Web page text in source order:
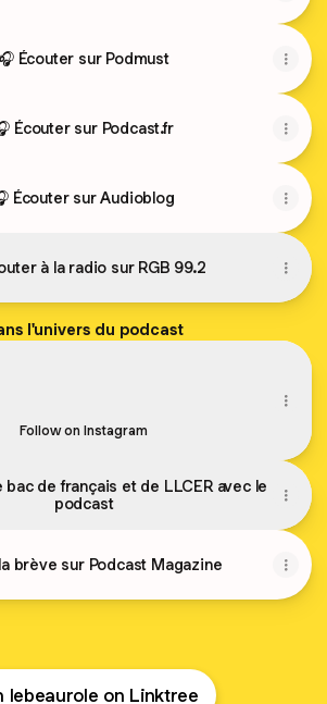
Écouter sur Podmust
Écouter sur Podcast.fr
Écouter sur Audioblog
à la radio sur RGB 99.2
l'univers du podcast
: coulisses, œuvres et actus du
Follow on Instagram
de français et de LLCER avec le
podcast
brève sur Podcast Magazine
lebeaurole on Linktree